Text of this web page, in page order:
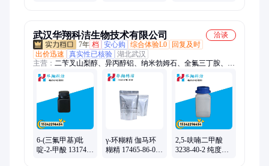
武汉华翔科洁生物技术有限公司
洽谈
7年 档 安心购 综合体验L0
回复及时
出价迅速
真实性已核验 湖北武汉
主营： 二苄叉山梨醇、异丙醇铝、纳米勃姆石、全氟三丁胺、六
氟丙烯二聚体、六氟环氧丙烷二聚体、二异戊基硫醚、隐色结晶
6-(三氟甲基)吡
啶-2-甲酸 131747-
γ-环糊精 伽马环
糊精 17465-86-0
2,5-呋喃二甲酸
3238-40-2 纯度